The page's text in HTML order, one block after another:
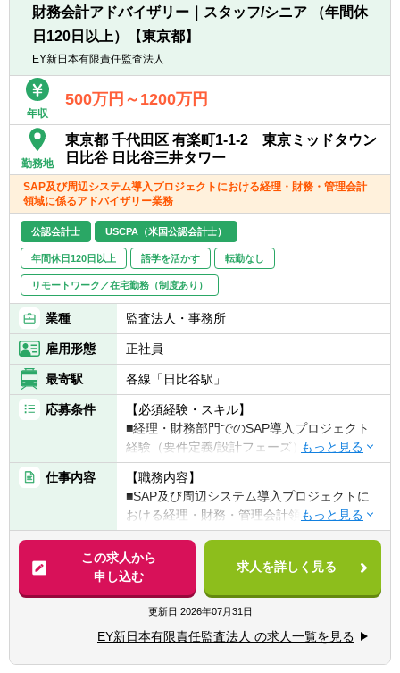
※対象業務は以下へも拡張予定です。
■クライアント業務の理解・分析に基づく効
率化・高度化施策の立案と遂行
■業務引受型ビジネスモデル（マネージドサ
ービス）への移行・推進
【魅力】
■海外M&A、海外進出支援にも携われるた
め、英語を活かすこともできます。
■財務経理のオペレーションを担うバックオ
フィス機能のほか、M&AやIPOなど企業の成
長戦略を推進。CFOや経営陣のビジネスパー
トナーとしてのやりがいを感じられます。
財務会計アドバイザリー｜スタッフ/シニア （年間休
日120日以上）【東京都】
EY新日本有限責任監査法人
年収
500万円～1200万円
勤務地
東京都 千代田区 有楽町1-1-2 東京ミッドタウン
日比谷 日比谷三井タワー
SAP及び周辺システム導入プロジェクトにおける経理・財務・管理会計
領域に係るアドバイザリー業務
公認会計士 USCPA（米国公認会計士）
年間休日120日以上 語学を活かす 転勤なし
リモートワーク／在宅勤務（制度あり）
業種 監査法人・事務所
雇用形態 正社員
最寄駅 各線「日比谷駅」
応募条件
【必須経験・スキル】
■経理・財務部門でのSAP導入プロジェクト
経験（要件定義/設計フェーズ）またはそれに
準ずる知識・経験
■英語力（初級レベル以上）
【歓迎経験・スキル】
■経理・財務部門での実務経験
■経理・財務業務の改善経験
■USCPA、公認会計士の合格者、有資格者
仕事内容
【職務内容】
■SAP及び周辺システム導入プロジェクトに
おける経理・財務・管理会計領域に係る業務
ユーザー側要件定義サポート（システム領域
は別メンバーがサポートします）
■SAP及び周辺システムを活用した業務水準
の高度化・業務効率化施策の提案及び実行サ
ポート（システム領域は別メンバーがサポー
トします）
■業務マニュアル・関連プロセスの文書化
■データ移行テスト・ユーザートレーニン
この求人から
申し込む
求人を詳しく見る
更新日 2026年07月31日
EY新日本有限責任監査法人 の求人一覧を見る